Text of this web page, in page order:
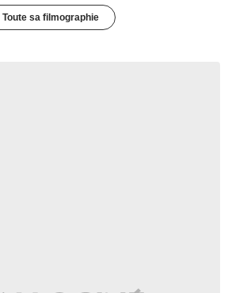
Toute sa filmographie